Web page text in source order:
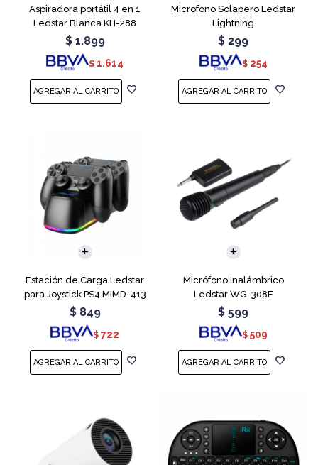
Aspiradora portátil 4 en 1
Ledstar Blanca KH-288
$ 1.899
$ 1.614
Microfono Solapero Ledstar
Lightning
$ 299
$ 254
Estación de Carga Ledstar
para Joystick PS4 MIMD-413
RGB
$ 849
$ 722
Micrófono Inalámbrico
Ledstar WG-308E
$ 599
$ 509